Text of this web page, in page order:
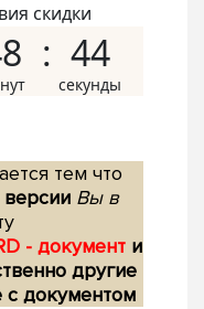
скидки
43
тем что
Вы в
- документ и
другие
с документом